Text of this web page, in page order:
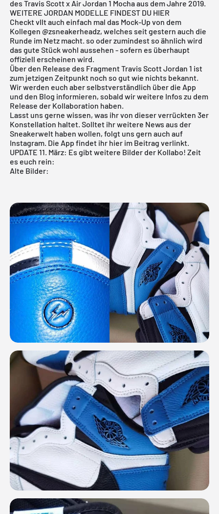
des Travis Scott x Air Jordan 1 Mocha aus dem Jahre 2019.
WEITERE JORDAN MODELLE FINDEST DU HIER
Checkt vllt auch einfach mal das Mock-Up von dem
Kollegen @zsneakerheadz, welches seit gestern auch die
Runde im Netz macht. so oder zumindest so ähnlich wird
das gute Stück wohl aussehen - sofern es überhaupt
offiziell erscheinen wird.
Über den Release des Fragment Travis Scott Jordan 1 ist
zum jetzigen Zeitpunkt noch so gut wie nichts bekannt.
Wir werden euch aber selbstverständlich über die App
und den Blog informieren, sobald wir weitere Infos zu dem
Release der Kollaboration haben.
Lasst uns gerne wissen, was ihr von dieser verrückten 3er
Konstellation haltet. Solltet ihr weitere News aus der
Sneakerwelt haben wollen, folgt uns gern auch auf
Instagram. Die App findet ihr hier im Beitrag verlinkt.
UPDATE 11. März: Es gibt weitere Bilder der Kollabo! Zeit
es euch rein:
Alte Bilder: